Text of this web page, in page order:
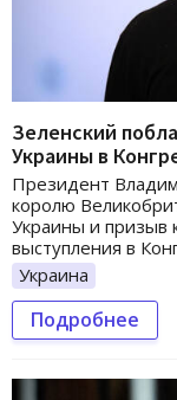
Зеленский
Украины в
Президент
королю
Украины и призыв
выступления в
Украина
Подробнее